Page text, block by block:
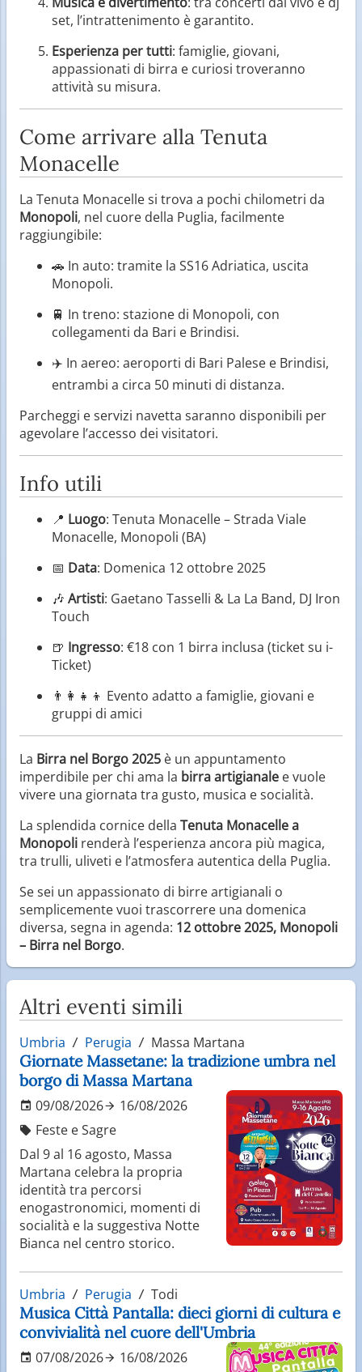
set, l’intrattenimento è garantito.
Esperienza per tutti: famiglie, giovani,
appassionati di birra e curiosi troveranno
attività su misura.
Come arrivare alla Tenuta
Monacelle
La Tenuta Monacelle si trova a pochi chilometri da
Monopoli, nel cuore della Puglia, facilmente
raggiungibile:
🚗 In auto: tramite la SS16 Adriatica, uscita
Monopoli.
🚆 In treno: stazione di Monopoli, con
collegamenti da Bari e Brindisi.
✈️ In aereo: aeroporti di Bari Palese e Brindisi,
entrambi a circa 50 minuti di distanza.
Parcheggi e servizi navetta saranno disponibili per
agevolare l’accesso dei visitatori.
Info utili
📍 Luogo: Tenuta Monacelle – Strada Viale
Monacelle, Monopoli (BA)
📅 Data: Domenica 12 ottobre 2025
🎶 Artisti: Gaetano Tasselli & La La Band, DJ Iron
Touch
🍺 Ingresso: €18 con 1 birra inclusa (ticket su i-
Ticket)
👨‍👩‍👧‍👦 Evento adatto a famiglie, giovani e
gruppi di amici
La Birra nel Borgo 2025 è un appuntamento
imperdibile per chi ama la birra artigianale e vuole
vivere una giornata tra gusto, musica e socialità.
La splendida cornice della Tenuta Monacelle a
Monopoli renderà l’esperienza ancora più magica,
tra trulli, uliveti e l’atmosfera autentica della Puglia.
Se sei un appassionato di birre artigianali o
semplicemente vuoi trascorrere una domenica
diversa, segna in agenda: 12 ottobre 2025, Monopoli
– Birra nel Borgo.
Altri eventi simili
Umbria Perugia Massa Martana
Giornate Massetane: la tradizione umbra nel
borgo di Massa Martana
09/08/2026
16/08/2026
Feste e Sagre
Dal 9 al 16 agosto, Massa
Martana celebra la propria
identità tra percorsi
enogastronomici, momenti di
socialità e la suggestiva Notte
Bianca nel centro storico.
Umbria Perugia Todi
Musica Città Pantalla: dieci giorni di cultura e
convivialità nel cuore dell'Umbria
07/08/2026
16/08/2026